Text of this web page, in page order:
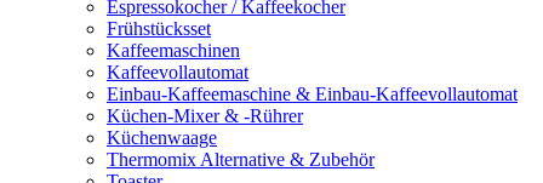
Espressokocher / Kaffeekocher
Frühstücksset
Kaffeemaschinen
Kaffeevollautomat
Einbau-Kaffeemaschine & Einbau-Kaffeevollautomat
Küchen-Mixer & -Rührer
Küchenwaage
Thermomix Alternative & Zubehör